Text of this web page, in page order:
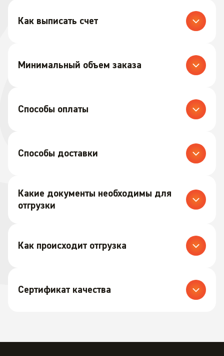
Как выписать счет
Минимальный объем заказа
Способы оплаты
Cпособы доставки
Какие документы необходимы для
отгрузки
Как происходит отгрузка
Cертификат качества